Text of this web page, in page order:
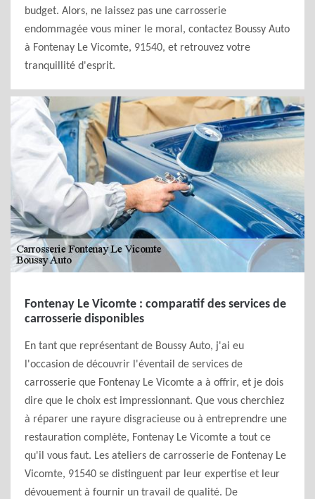
budget. Alors, ne laissez pas une carrosserie
endommagée vous miner le moral, contactez Boussy Auto
à Fontenay Le Vicomte, 91540, et retrouvez votre
tranquillité d'esprit.
Fontenay Le Vicomte : comparatif des services de
carrosserie disponibles
En tant que représentant de Boussy Auto, j'ai eu
l'occasion de découvrir l'éventail de services de
carrosserie que Fontenay Le Vicomte a à offrir, et je dois
dire que le choix est impressionnant. Que vous cherchiez
à réparer une rayure disgracieuse ou à entreprendre une
restauration complète, Fontenay Le Vicomte a tout ce
qu'il vous faut. Les ateliers de carrosserie de Fontenay Le
Vicomte, 91540 se distinguent par leur expertise et leur
dévouement à fournir un travail de qualité. De